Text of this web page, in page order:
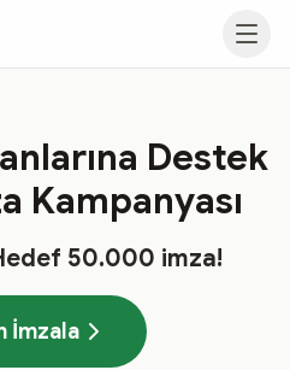
Destek
Kampanyası
50.000 imza!
İmzala